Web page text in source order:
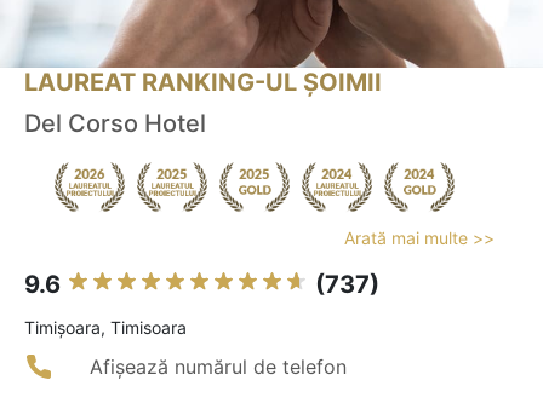
LAUREAT RANKING-UL ȘOIMII
Del Corso Hotel
Arată mai multe >>
9.6 (737)
Timişoara, Timisoara
Afișează numărul de telefon